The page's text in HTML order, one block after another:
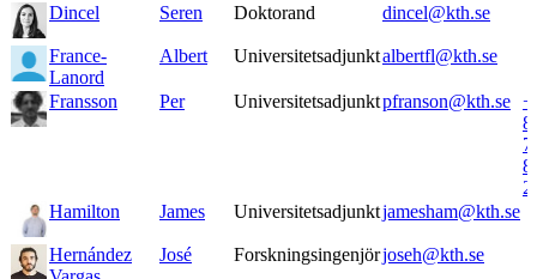
Dincel Seren Doktorand dincel@kth.se
France-
Lanord
Albert Universitetsadjunktalbertfl@kth.se
Fransson Per Universitetsadjunktpfranson@kth.se
8
Hamilton
James Universitetsadjunktjamesham@kth.se
Hernández
José Forskningsingenjörjoseh@kth.se